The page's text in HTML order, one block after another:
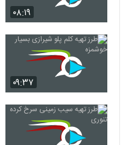
۰۸:۱۹
۰۹:۳۷